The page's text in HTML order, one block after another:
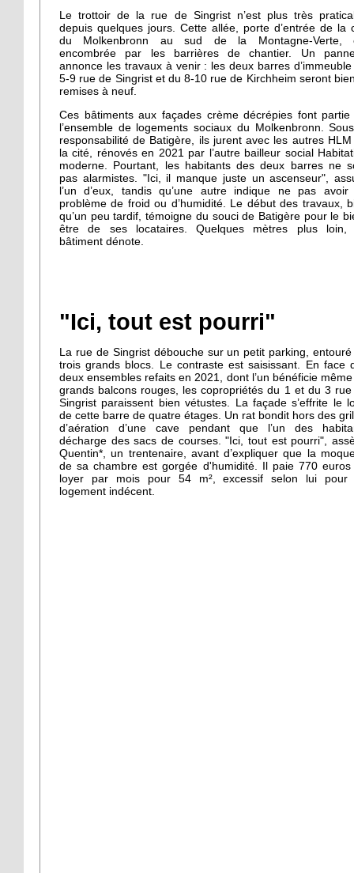
Le trottoir de la rue de Singrist n’est plus très
depuis quelques jours. Cette allée, porte d’entrée de la
du Molkenbronn au sud de la Montagne-Verte,
encombrée par les barrières de chantier. Un
annonce les travaux à venir : les deux barres
5-9 rue de Singrist et du 8-10 rue de Kirchheim seront
remises à neuf.
Ces bâtiments aux façades crème décrépies font partie
l’ensemble de logements sociaux du Molkenbronn.
responsabilité de Batigère, ils jurent avec les autres
la cité, rénovés en 2021 par l’autre bailleur social
moderne. Pourtant, les habitants des deux barres ne
pas alarmistes. "Ici, il manque juste un ascenseur",
l’un d’eux, tandis qu’une autre indique ne pas avoir
problème de froid ou d’humidité. Le début des travaux,
qu’un peu tardif, témoigne du souci de Batigère pour le
être de ses locataires. Quelques mètres plus loin,
bâtiment dénote.
"Ici, tout est pourri"
La rue de Singrist débouche sur un petit parking,
trois grands blocs. Le contraste est saisissant. En face
deux ensembles refaits en 2021, dont l’un bénéficie
grands balcons rouges, les copropriétés du 1 et du 3 rue
Singrist paraissent bien vétustes. La façade s’effrite le
de cette barre de quatre étages. Un rat bondit hors des
d’aération d’une cave pendant que l’un des
décharge des sacs de courses. "Ici, tout est pourri",
Quentin*, un trentenaire, avant d’expliquer que la
de sa chambre est gorgée d'humidité. Il paie 770 euros
loyer par mois pour 54 m², excessif selon lui pour
logement indécent.